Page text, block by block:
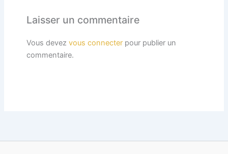
Laisser un commentaire
Vous devez vous connecterpour publier un
commentaire.